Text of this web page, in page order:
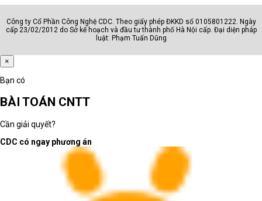
Công ty Cổ Phần Công Nghệ CDC. Theo giấy phép ĐKKD số 0105801222. Ngày
cấp 23/02/2012 do Sở kế hoạch và đầu tư thành phố Hà Nội cấp. Đại diện pháp
luật: Phạm Tuấn Dũng
×
Bạn có
BÀI TOÁN CNTT
Cần giải quyết?
CDC có ngay phương án